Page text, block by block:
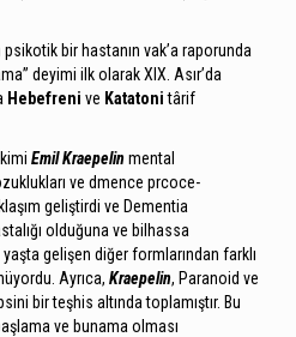
bir hastanın vak’a raporunda
deyimi ilk olarak XIX. Asır’da
Hebefreni ve Katatonitârif
Emil Kraepelinmental
ve dmence prcoce-
geliştirdi ve Dementia
olduğuna ve bilhassa
gelişen diğer formlarından farklı
Ayrıca, Kraepelin, Paranoid ve
bir teşhis altında toplamıştır. Bu
ve bunama olması